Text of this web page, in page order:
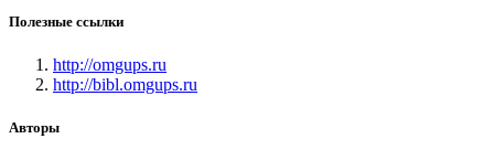
Полезные ссылки
http://omgups.ru
http://bibl.omgups.ru
Авторы